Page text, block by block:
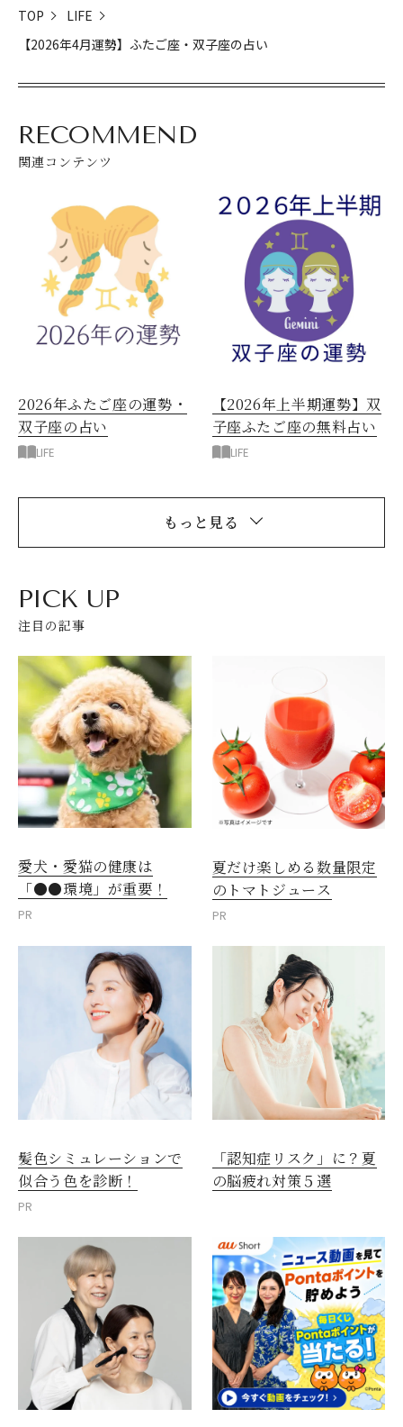
TOP
LIFE
【2026年4月運勢】ふたご座・双子座の占い
RECOMMEND
関連コンテンツ
2026年ふたご座の運勢・
双子座の占い
LIFE
【2026年上半期運勢】双
子座ふたご座の無料占い
LIFE
もっと見る
PICK UP
注目の記事
愛犬・愛猫の健康は
「●●環境」が重要！
PR
夏だけ楽しめる数量限定
のトマトジュース
PR
髪色シミュレーションで
似合う色を診断！
PR
「認知症リスク」に？夏
の脳疲れ対策５選